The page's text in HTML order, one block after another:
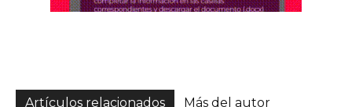
Artículos relacionados Más del autor